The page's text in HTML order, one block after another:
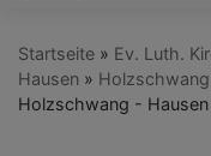
Startseite
Ev. Luth.
Hausen
Holzschwang -